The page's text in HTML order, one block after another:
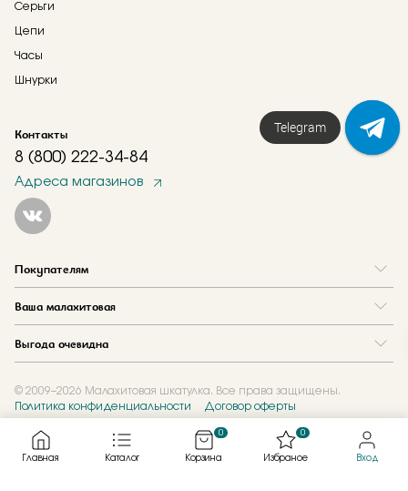
Серьги
Цепи
Часы
Шнурки
Контакты
8 (800) 222-34-84
Адреса магазинов
Покупателям
Ваша малахитовая
Где купить
Новости
Журнал
Выгода очевидна
Акции
Обмен и скупка
Подарочные сертификаты
© 2009–2026 Малахитовая шкатулка. Все права защищены.
Политика конфиденциальности
Договор оферты
Главная Каталог Корзина
0
Избраное
0
Вход
Telegram